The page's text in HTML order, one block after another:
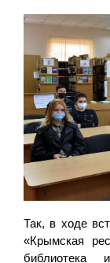
Так, в ходе
«Крымская
библиотека